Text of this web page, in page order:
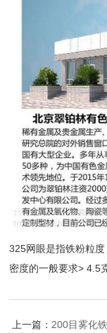
325网眼是指铁粉粒
密度的一般要求> 4.5
上一篇： 200目雾化